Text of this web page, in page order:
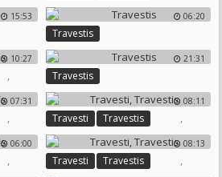
15:53 06:20
Travestis
10:27
,
21:31
Travestis
07:31
,
08:11
Travesti ,
Travestis
06:00
,
08:13
Travesti ,
Travestis